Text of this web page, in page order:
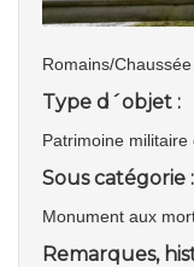
Romains/
Type d´objet :
Patrimoine
Sous catégorie :
Monument aux
Remarques,